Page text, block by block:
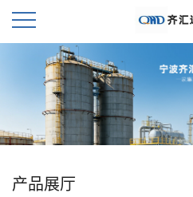
首
页
产品展厅